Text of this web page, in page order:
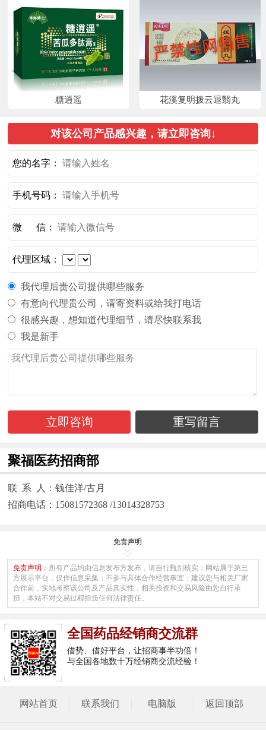
糖逍遥 花溪复明拨云退翳丸
对该公司产品感兴趣，请立即咨询↓
您的名字：
手机号码：
微 信：
代理区域：
我代理后贵公司提供哪些服务
有意向代理贵公司，请寄资料或给我打电话
很感兴趣，想知道代理细节，请尽快联系我
我是新手
立即咨询 重写留言
聚福医药招商部
联 系 人：钱佳洋/古月
招商电话：15081572368 /13014328753
免责声明
免责声明： 所有产品均由信息发布方发布，请自行甄别核实；网站属于第三
方展示平台，仅作信息采集；不参与具体合作经营事宜；建议您与相关厂家
合作前，实地考察该公司及产品真实性，相关投资和交易风险由您自行承
担，本站不对交易过程担负任何法律责任。
全国药品经销商交流群
借势、借好平台，让招商事半功倍！
与全国各地数十万经销商交流经验！
网站首页 联系我们 电脑版 返回顶部